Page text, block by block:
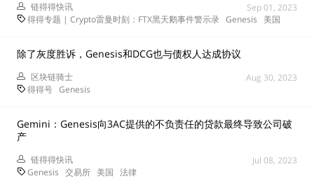
链得得快讯
Sep 01, 2023
得得专题 | Crypto雷曼时刻：FTX黑天鹅事件警示录 Genesis 美国
除了灰度胜诉，Genesis和DCG也与债权人达成协议
区块链骑士
Aug 30, 2023
得得号 Genesis
Gemini：Genesis向3AC提供的不负责任的贷款最终导致公司破
产
链得得快讯
Jul 08, 2023
Genesis 交易所 美国 法律